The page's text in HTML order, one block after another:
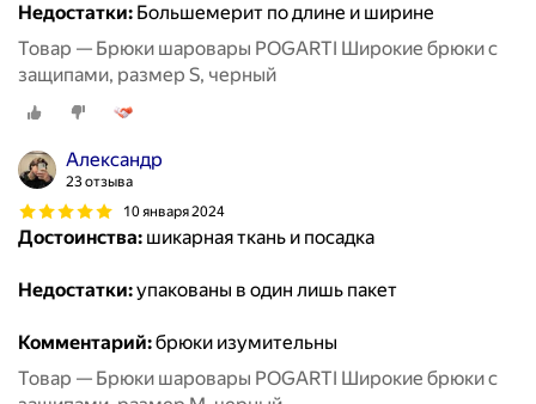
Недостатки: Большемерит по длине и ширине
Товар — Брюки шаровары POGARTI Широкие брюки с
защипами, размер S, черный
Александр
23 отзыва
10 января 2024
Достоинства: шикарная ткань и посадка
Недостатки:упакованы в один лишь пакет
Комментарий:брюки изумительны
Товар — Брюки шаровары POGARTI Широкие брюки с